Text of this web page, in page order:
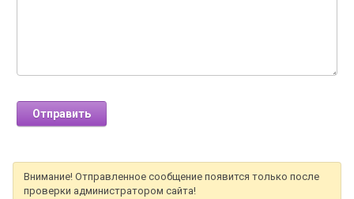
Внимание! Отправленное сообщение появится только после
проверки администратором сайта!